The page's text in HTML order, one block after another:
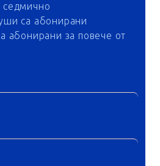
са абонирани
абонирани за повече от